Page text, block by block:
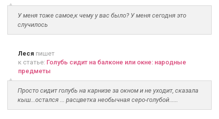
У меня тоже самое,к чему у вас было? У меня сегодня это
случилось
Леся пишет
к статье: Голубь сидит на балконе или окне: народные
предметы
Просто сидит голубь на карнизе за окном и не уходит, сказала
кыш...остался ... расцветка необычная серо-голубой......